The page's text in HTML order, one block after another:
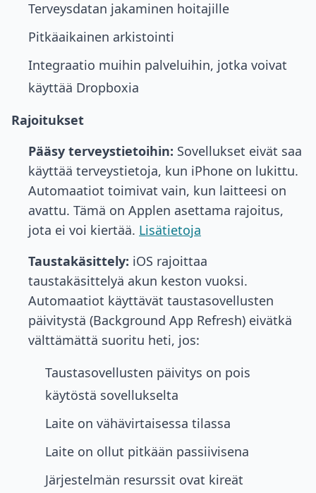
Terveysdatan jakaminen hoitajille
Pitkäaikainen arkistointi
Integraatio muihin palveluihin, jotka voivat
käyttää Dropboxia
Rajoitukset
Pääsy terveystietoihin: Sovellukset eivät saa
käyttää terveystietoja, kun iPhone on lukittu.
Automaatiot toimivat vain, kun laitteesi on
avattu. Tämä on Applen asettama rajoitus,
jota ei voi kiertää. Lisätietoja
Taustakäsittely: iOS rajoittaa
taustakäsittelyä akun keston vuoksi.
Automaatiot käyttävät taustasovellusten
päivitystä (Background App Refresh) eivätkä
välttämättä suoritu heti, jos:
Taustasovellusten päivitys on pois
käytöstä sovellukselta
Laite on vähävirtaisessa tilassa
Laite on ollut pitkään passiivisena
Järjestelmän resurssit ovat kireät